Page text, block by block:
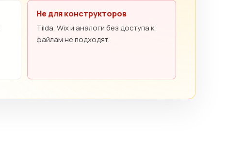
Не для конструкторов
Tilda, Wix и аналоги без доступа к
файлам не подходят.